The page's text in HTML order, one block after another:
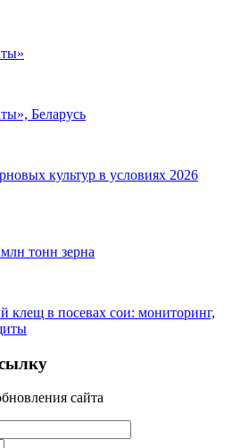
Беларусь
культур в условиях 2026
тонн зерна
в посевах сои: мониторинг,
сайта